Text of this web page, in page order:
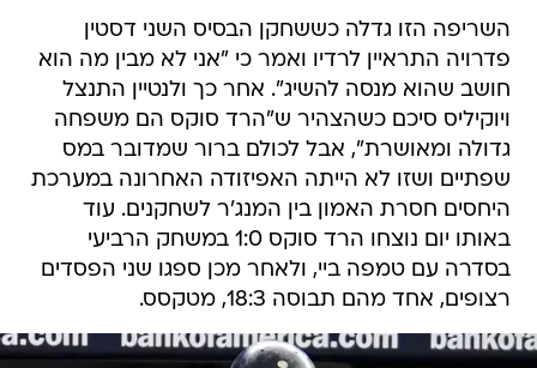
השריפה הזו גדלה כששחקן הבסיס השני דסטין
פדרויה התראיין לרדיו ואמר כי "אני לא מבין מה הוא
חושב שהוא מנסה להשיג". אחר כך ולנטיין התנצל
ויוקיליס סיכם כשהצהיר ש"הרד סוקס הם משפחה
גדולה ומאושרת", אבל לכולם ברור שמדובר במס
שפתיים ושזו לא הייתה האפיזודה האחרונה במערכת
היחסים חסרת האמון בין המנג'ר לשחקנים. עוד
באותו יום נוצחו הרד סוקס 1:0 במשחק הרביעי
בסדרה עם טמפה ביי, ולאחר מכן ספגו שני הפסדים
רצופים, אחד מהם תבוסה 18:3, מטקסס.